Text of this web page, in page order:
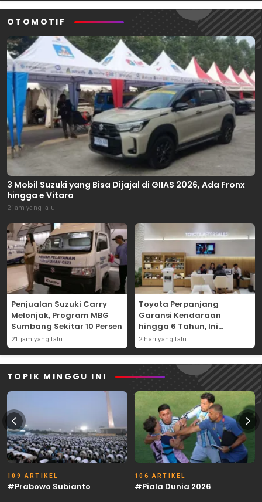
OTOMOTIF
3 Mobil Suzuki yang Bisa Dijajal di GIIAS 2026, Ada Fronx
hingga e Vitara
2 jam yang lalu
Penjualan Suzuki Carry
Melonjak, Program MBG
Sumbang Sekitar 10 Persen
21 jam yang lalu
Toyota Perpanjang
Garansi Kendaraan
hingga 6 Tahun, Ini
Syaratnya
2 hari yang lalu
TOPIK MINGGU INI
109 ARTIKEL
#Prabowo Subianto
106 ARTIKEL
#Piala Dunia 2026